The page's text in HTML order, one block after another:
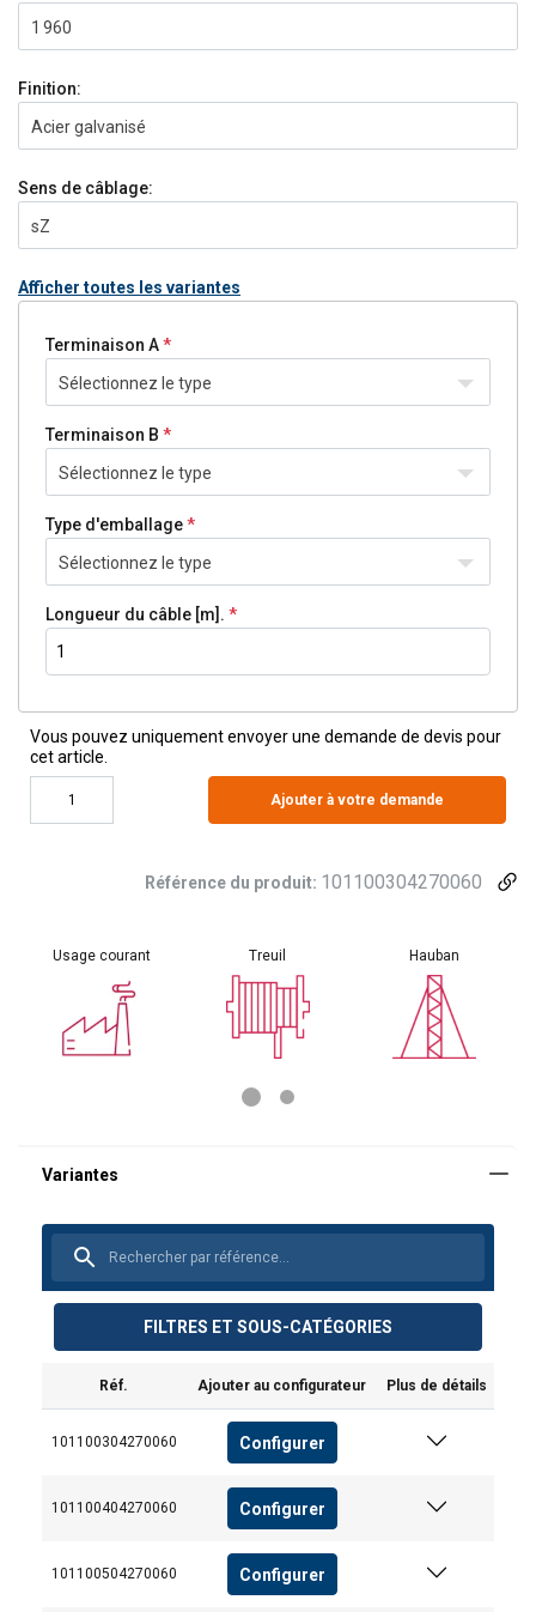
1 960
Finition:
Acier galvanisé
Sens de câblage:
sZ
Afficher toutes les variantes
Terminaison A
Sélectionnez le type
Terminaison B
Sélectionnez le type
Type d'emballage
Sélectionnez le type
Longueur du câble [m].
Vous pouvez uniquement envoyer une demande de devis pour
cet article.
Ajouter à votre demande
Référence du produit: 101100304270060
Usage courant Treuil Hauban
FILTRES ET SOUS-CATÉGORIES
Réf. Ajouter au configurateur Plus de détails
101100304270060 Configurer
101100404270060 Configurer
101100504270060 Configurer